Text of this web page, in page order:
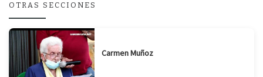
OTRAS SECCIONES
Carmen Muñoz